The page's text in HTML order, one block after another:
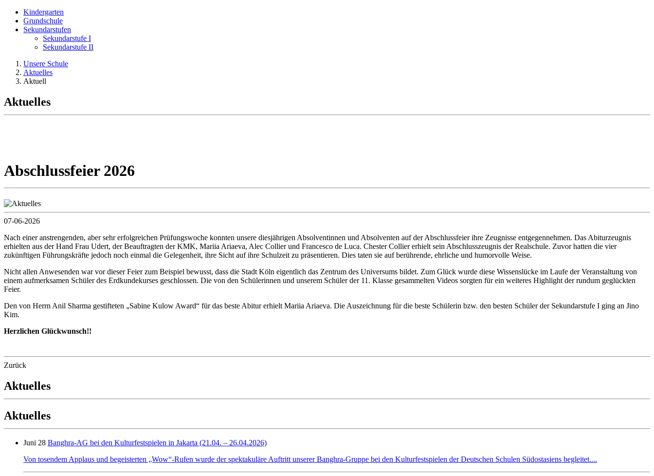
Kindergarten
Grundschule
Sekundarstufen
Sekundarstufe I
Sekundarstufe II
Unsere Schule
Aktuelles
Aktuell
Aktuelles
Abschlussfeier 2026
07-06-2026
Nach einer anstrengenden, aber sehr erfolgreichen Prüfungswoche konnten unsere diesjährigen Absolventinnen und Absolventen auf der Abschlussfeier ihre Zeugnisse entgegennehmen. Das Abiturzeugnis
erhielten aus der Hand Frau Udert, der Beauftragten der KMK, Mariia Ariaeva, Alec Collier und Francesco de Luca. Chester Collier erhielt sein Abschlusszeugnis der Realschule. Zuvor hatten die vier
zukünftigen Führungskräfte jedoch noch einmal die Gelegenheit, ihre Sicht auf ihre Schulzeit zu präsentieren. Dies taten sie auf berührende, ehrliche und humorvolle Weise.
Nicht allen Anwesenden war vor dieser Feier zum Beispiel bewusst, dass die Stadt Köln eigentlich das Zentrum des Universums bildet. Zum Glück wurde diese Wissenslücke im Laufe der Veranstaltung von
einem aufmerksamen Schüler des Erdkundekurses geschlossen. Die von den Schülerinnen und unserem Schüler der 11. Klasse gesammelten Videos sorgten für ein weiteres Highlight der rundum geglückten
Feier.
Den von Herrn Anil Sharma gestifteten „Sabine Kulow Award“ für das beste Abitur erhielt Mariia Ariaeva. Die Auszeichnung für die beste Schülerin bzw. den besten Schüler der Sekundarstufe I ging an Jino
Kim.
Herzlichen Glückwunsch!!
Zurück
Aktuelles
Aktuelles
Juni 28 Banghra-AG bei den Kulturfestspielen in Jakarta (21.04. – 26.04.2026)
Von tosendem Applaus und begeisterten „Wow“-Rufen wurde der spektakuläre Auftritt unserer Banghra-Gruppe bei den Kulturfestspielen der Deutschen Schulen Südostasiens begleitet....